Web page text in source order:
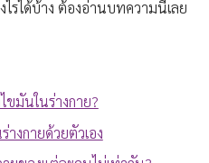
ไรได้บ้าง ต้องอ่านบทความนี้เลย
ขมันในร่างกาย?
งกายด้วยตัวเอง